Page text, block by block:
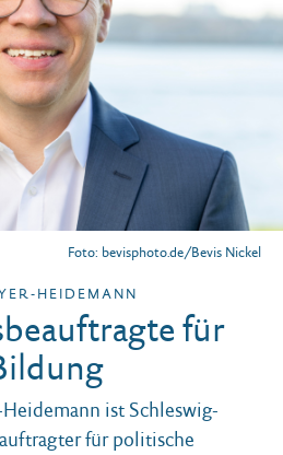
Foto: bevisphoto.de/Bevis Nickel
HEIDEMANN
für
ist Schleswig-
für politische